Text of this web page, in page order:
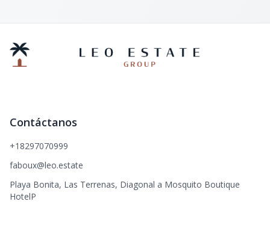
Contáctanos
+18297070999
faboux@leo.estate
Playa Bonita, Las Terrenas, Diagonal a Mosquito Boutique
HotelP